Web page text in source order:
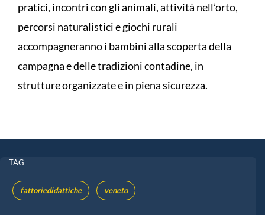
pratici, incontri con gli animali, attività nell’orto,
percorsi naturalistici e giochi rurali
accompagneranno i bambini alla scoperta della
campagna e delle tradizioni contadine, in
strutture organizzate e in piena sicurezza.
TAG
fattoriedidattiche veneto